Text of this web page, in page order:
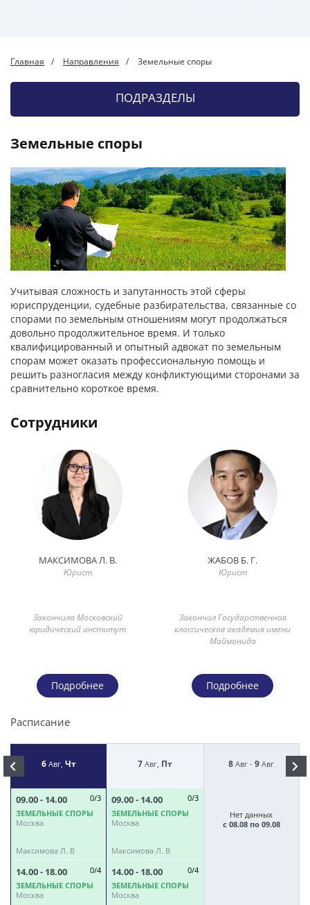
Главная Направления Земельные споры
ПОДРАЗДЕЛЫ
Земельные споры
Учитывая сложность и запутанность этой сферы
юриспруденции, судебные разбирательства, связанные со
спорами по земельным отношениям могут продолжаться
довольно продолжительное время. И только
квалифицированный и опытный адвокат по земельным
спорам может оказать профессиональную помощь и
решить разногласия между конфликтующими сторонами за
сравнительно короткое время.
Сотрудники
МАКСИМОВА Л. В.
Юрист
Закончила Московский
юридический институт
Подробнее
ЖАБОВ Б. Г.
Юрист
Закончил Государственная
классическая академия имени
Маймонида
Подробнее
Расписание
6Авг, Чт 7 Авг, Пт 8 Авг -9 Авг
09.00 - 14.00 0/3
ЗЕМЕЛЬНЫЕ СПОРЫ
Москва
Максимова Л. В
14.00 - 18.00 0/4
ЗЕМЕЛЬНЫЕ СПОРЫ
Москва
09.00 - 14.00 0/3
ЗЕМЕЛЬНЫЕ СПОРЫ
Москва
Максимова Л. В
14.00 - 18.00 0/4
ЗЕМЕЛЬНЫЕ СПОРЫ
Москва
Нет данных
с 08.08 по 09.08